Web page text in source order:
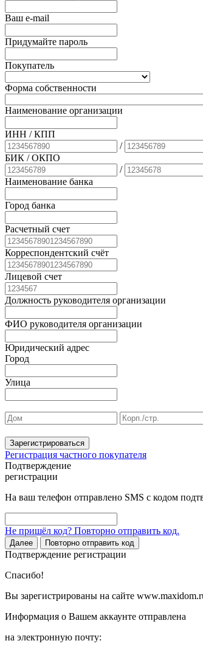
Ваш e-mail
Придумайте пароль
Покупатель
Форма собственности
Наименование организации
ИНН / КПП
/
БИК / ОКПО
/
Наименование банка
Город банка
Расчетный счет
Корреспондентский счёт
Лицевой счет
Должность руководителя организации
ФИО руководителя организации
Юридический адрес
Город
Улица
Зарегистрироваться
Регистрация частного покупателя
Подтверждение
регистрации
На ваш телефон отправлено SMS с кодом
Не пришёл код? Повторно отправить код.
Далее Повторно отправить код
Подтверждение регистрации
Спасибо!
Вы зарегистрированы на сайте
Информация о Вашем аккаунте отправлена
на электронную почту: